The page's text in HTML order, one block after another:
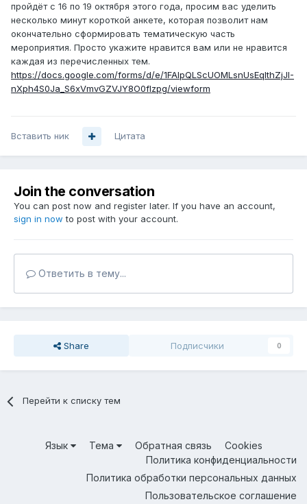
пройдёт с 16 по 19 октября этого года, просим вас уделить
несколько минут короткой анкете, которая позволит нам
окончательно сформировать тематическую часть
мероприятия. Просто укажите нравится вам или не нравится
каждая из перечисленных тем.
https://docs.google.com/forms/d/e/1FAIpQLScUOMLsnUsEqlthZjJI-
nXph4S0Ja_S6xVmvGZVJY8O0fIzpg/viewform
Вставить ник Цитата
Join the conversation
You can post now and register later. If you have an account,
sign in now to post with your account.
Ответить в тему...
Share Подписчики 0
Перейти к списку тем
Язык Тема Обратная связь
Cookies
Политика конфиденциальности
Политика обработки персональных данных
Пользовательское соглашение